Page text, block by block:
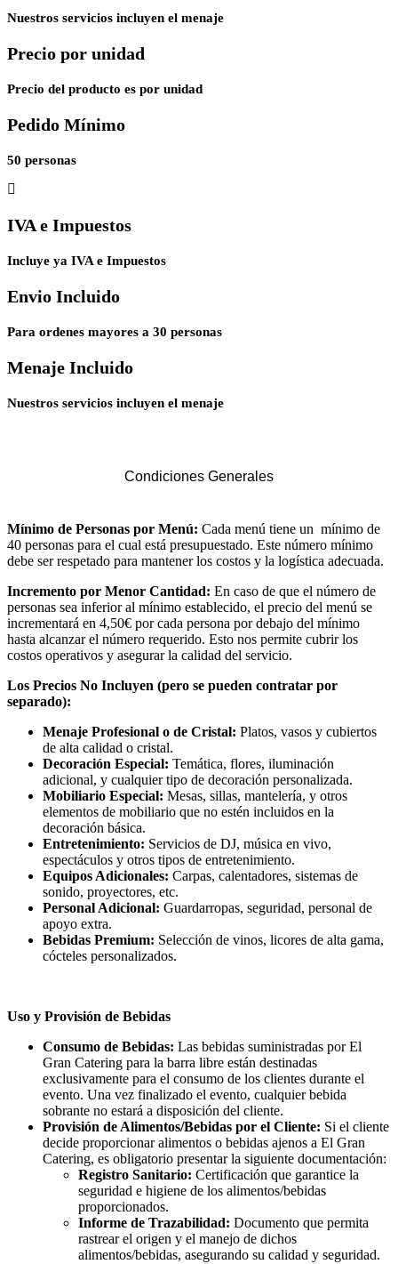
Nuestros servicios incluyen el menaje
Precio por unidad
Precio del producto es por unidad
Pedido Mínimo
50 personas
IVA e Impuestos
Incluye ya IVA e Impuestos
Envio Incluido
Para ordenes mayores a 30 personas
Menaje Incluido
Nuestros servicios incluyen el menaje
Condiciones Generales
Mínimo de Personas por Menú: Cada menú tiene un mínimo de
40 personas para el cual está presupuestado. Este número mínimo
debe ser respetado para mantener los costos y la logística adecuada.
Incremento por Menor Cantidad: En caso de que el número de
personas sea inferior al mínimo establecido, el precio del menú se
incrementará en 4,50€ por cada persona por debajo del mínimo
hasta alcanzar el número requerido. Esto nos permite cubrir los
costos operativos y asegurar la calidad del servicio.
Los Precios No Incluyen (pero se pueden contratar por
separado):
Menaje Profesional o de Cristal: Platos, vasos y cubiertos
de alta calidad o cristal.
Decoración Especial: Temática, flores, iluminación
adicional, y cualquier tipo de decoración personalizada.
Mobiliario Especial: Mesas, sillas, mantelería, y otros
elementos de mobiliario que no estén incluidos en la
decoración básica.
Entretenimiento: Servicios de DJ, música en vivo,
espectáculos y otros tipos de entretenimiento.
Equipos Adicionales: Carpas, calentadores, sistemas de
sonido, proyectores, etc.
Personal Adicional: Guardarropas, seguridad, personal de
apoyo extra.
Bebidas Premium: Selección de vinos, licores de alta gama,
cócteles personalizados.
Uso y Provisión de Bebidas
Consumo de Bebidas: Las bebidas suministradas por El
Gran Catering para la barra libre están destinadas
exclusivamente para el consumo de los clientes durante el
evento. Una vez finalizado el evento, cualquier bebida
sobrante no estará a disposición del cliente.
Provisión de Alimentos/Bebidas por el Cliente: Si el cliente
decide proporcionar alimentos o bebidas ajenos a El Gran
Catering, es obligatorio presentar la siguiente documentación:
Registro Sanitario: Certificación que garantice la
seguridad e higiene de los alimentos/bebidas
proporcionados.
Informe de Trazabilidad: Documento que permita
rastrear el origen y el manejo de dichos
alimentos/bebidas, asegurando su calidad y seguridad.